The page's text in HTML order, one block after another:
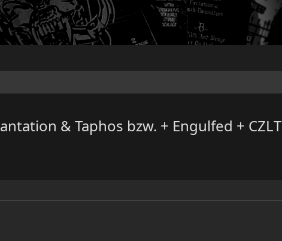
& Taphos bzw. + Engulfed + CZLT